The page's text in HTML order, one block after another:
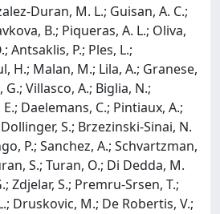
Duran, M. L.; Guisan, A. C.;
B.; Piqueras, A. L.; Oliva,
Antsaklis, P.; Ples, L.;
H.; Malan, M.; Lila, A.; Granese,
G.; Villasco, A.; Biglia, N.;
Daelemans, C.; Pintiaux, A.;
S.; Brzezinski-Sinai, N.
P.; Sanchez, A.; Schvartzman,
S.; Turan, O.; Di Dedda, M.
Zdjelar, S.; Premru-Srsen, T.;
Druskovic, M.; De Robertis, V.;